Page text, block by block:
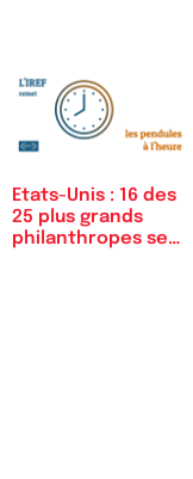
Etats-Unis : 16 des
25 plus grands
philanthropes se…